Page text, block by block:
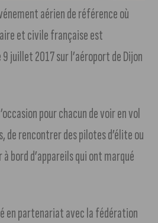
aérien de référence où
et civile française est
juillet 2017 sur l’aéroport de Dijon
pour chacun de voir en vol
de rencontrer des pilotes d’élite ou
bord d’appareils qui ont marqué
en partenariat avec la fédération